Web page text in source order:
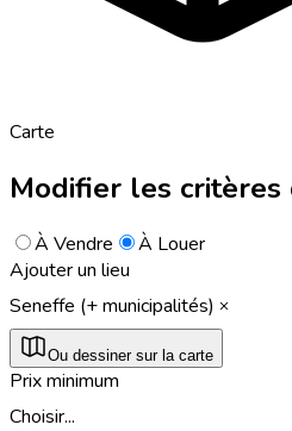
Carte
Modifier les critères
À Vendre
À Louer
Ajouter un lieu
Seneffe (+ municipalités)
Ou dessiner sur la carte
Prix minimum
Choisir...